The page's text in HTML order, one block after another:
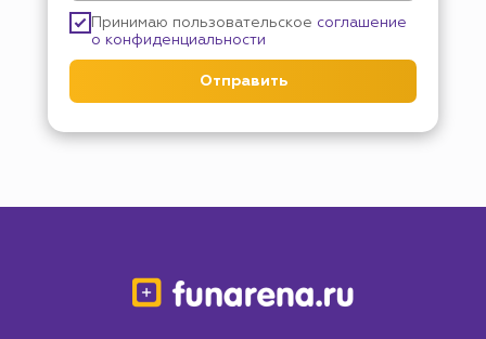
Принимаю пользовательское соглашение
о конфиденциальности
Отправить